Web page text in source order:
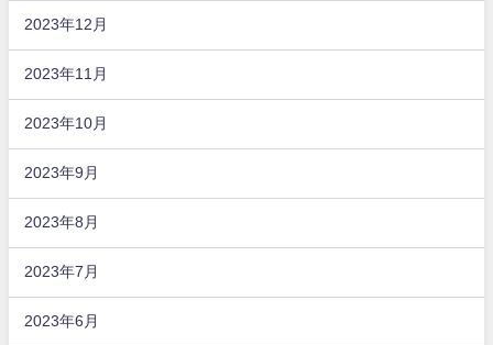
2023年12月
2023年11月
2023年10月
2023年9月
2023年8月
2023年7月
2023年6月